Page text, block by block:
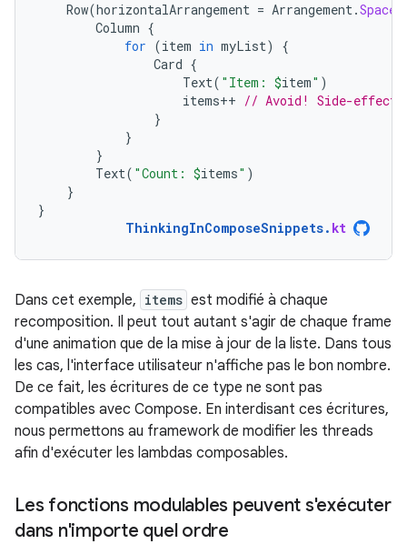
Row(horizontalArrangement = Arrangement.
Column {
for (item in myList)
{
Card {
Text( "Item: $item" )
items++ // Avoid! Side-effect
}
}
}
Text( "Count: $items" )
}
}
ThinkingInComposeSnippets. kt
Dans cet exemple, items est modifié à chaque
recomposition. Il peut tout autant s'agir de chaque frame
d'une animation que de la mise à jour de la liste. Dans tous
les cas, l'interface utilisateur n'affiche pas le bon nombre.
De ce fait, les écritures de ce type ne sont pas
compatibles avec Compose. En interdisant ces écritures,
nous permettons au framework de modifier les threads
afin d'exécuter les lambdas composables.
Les fonctions modulables peuvent s'exécuter
dans n'importe quel ordre